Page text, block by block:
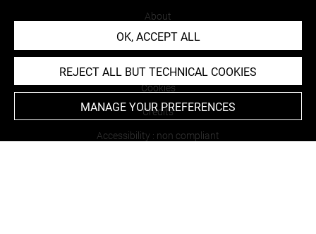
About
Contact Us
Cookies
Credits
Accessibility : non compliant
OK, ACCEPT ALL
REJECT ALL BUT TECHNICAL COOKIES
MANAGE YOUR PREFERENCES